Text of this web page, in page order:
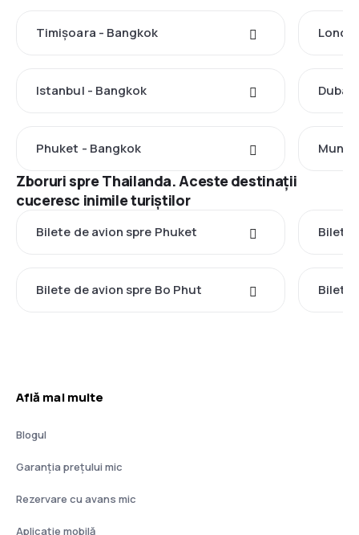
Timișoara - Bangkok
Istanbul - Bangkok Dubai
Phuket - Bangkok
Zboruri spre Thailanda. Aceste destinații
cuceresc inimile turiștilor
Bilete de avion spre Phuket Bilete
Bilete de avion spre Bo Phut Bilete
Află mai multe
Blogul
Garanția prețului mic
Rezervare cu avans mic
Aplicație mobilă